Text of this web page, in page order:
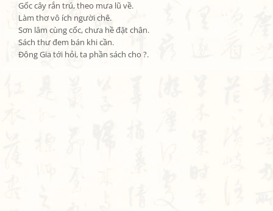
Gốc cây rắn trú, theo mưa lũ về.
Làm thơ vô ích người chê.
Sơn lâm cùng cốc, chưa hề đặt chân.
Sách thư đem bán khi cần.
Đông Gia tới hỏi, ta phần sách cho ?.